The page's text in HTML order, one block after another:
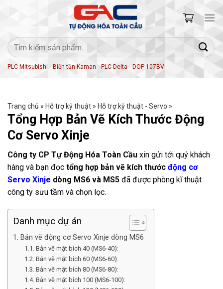
Tìm
kiếm:
PLC Mitsubishi Biến tần Kaman PLC Delta DOP-107BV
Trang chủ » Hỗ trợ kỹ thuật » Hỗ trợ kỹ thuật - Servo »
Tổng Hợp Bản Vẽ Kích Thước Động
Cơ Servo Xinje
Công ty CP Tự Động Hóa Toàn Cầu xin gửi tới quý khách
hàng và bạn đọc tổng hợp bản vẽ kích thước động cơ
Servo Xinje dòng MS6 và MS5 đã được phòng kĩ thuật
công ty sưu tầm và chọn lọc.
Danh mục dự án
1. Bản vẽ động cơ Servo Xinje dòng MS6
1.1. Bản vẽ mặt bích 40 (MS6-40):
1.2. Bản vẽ mặt bích 60 (MS6-60):
1.3. Bản vẽ mặt bích 80 (MS6-80):
1.4. Bản vẽ mặt bích 100 (MS6-100):